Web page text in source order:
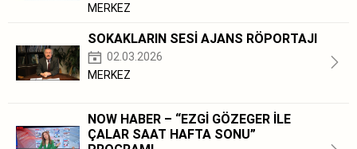
MERKEZ
SOKAKLARIN SESİ AJANS RÖPORTAJI
02.03.2026
MERKEZ
NOW HABER – “EZGİ GÖZEGER İLE
ÇALAR SAAT HAFTA SONU”